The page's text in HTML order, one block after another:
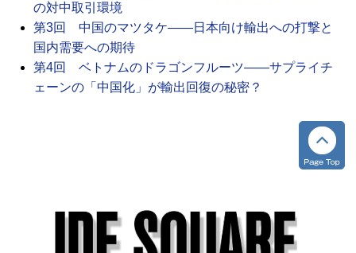
の対中取引環境
第3回 中国のマツタケ――日本向け輸出への打撃と
国内需要への期待
第4回 ベトナムのドラゴンフルーツ――サプライチ
ェーンの「中国化」が輸出回復の秘密？